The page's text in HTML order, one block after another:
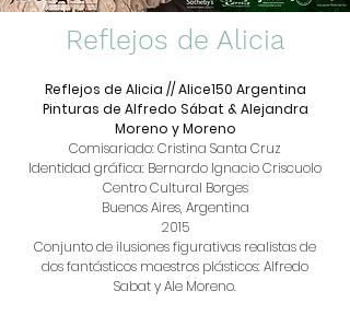
Reflejos de Alicia
Reflejos de Alicia // Alice150 Argentina
Pinturas de Alfredo Sábat & Alejandra
Moreno y Moreno
Comisariado: Cristina Santa Cruz
Identidad gráfica: Bernardo Ignacio Criscuolo
Centro Cultural Borges
Buenos Aires, Argentina
2015
Conjunto de ilusiones figurativas realistas de
dos fantásticos maestros plásticos: Alfredo
Sabat y Ale Moreno.